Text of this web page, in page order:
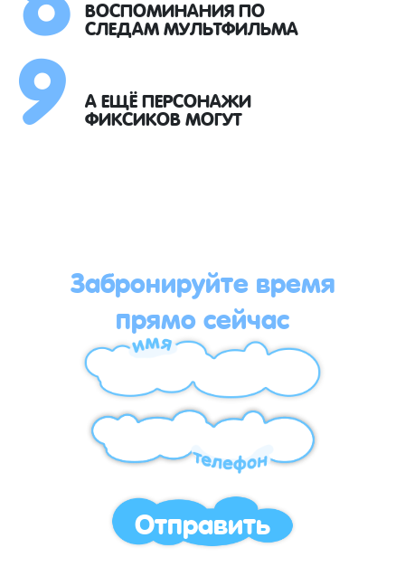
ВОСПОМИНАНИЯ ПО
СЛЕДАМ МУЛЬТФИЛЬМА
А ЕЩЁ ПЕРСОНАЖИ
ФИКСИКОВ МОГУТ
Забронируйте время
прямо сейчас
Отправить